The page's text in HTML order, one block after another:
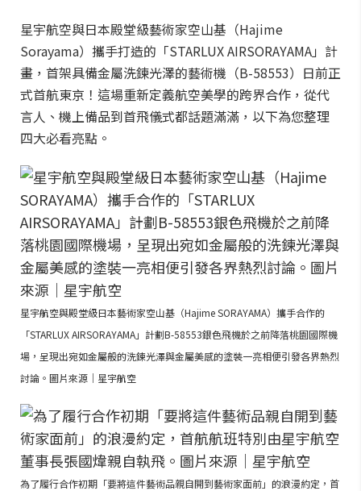
星宇航空與日本殿堂級藝術家空山基（Hajime
Sorayama）攜手打造的「STARLUX AIRSORAYAMA」計
畫，首架具備金屬洗鍊光澤的藝術機（B-58553）日前正
式首航東京！這場重新定義航空美學的跨界合作，從代
言人、機上備品到首飛儀式都話題滿滿，以下為您整理
四大必看亮點。
星宇航空與殿堂級日本藝術家空山基（Hajime SORAYAMA）攜手合作的
「STARLUX AIRSORAYAMA」計劃B-58553銀色飛機於之前降落桃園國際機
場，呈現出宛如金屬般的洗鍊光澤與金屬美感的塗裝一亮相便引發各界熱烈
討論。圖片來源｜星宇航空
為了履行合作初期「要將這件藝術品親自開到藝術家面前」的浪漫約定，首